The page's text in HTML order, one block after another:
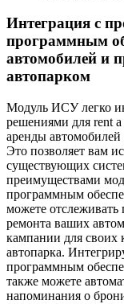
Интеграция с
программным
автомобилей и
автопарком
Модуль ИСУ легко
решениями для rent
аренды
Это позволяет вам
существующих
преимуществами
программным
можете отслеживать
ремонта ваших
кампании для своих
автопарка.
программным
также можете
напоминания о